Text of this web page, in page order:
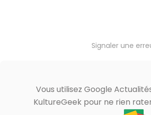
Signaler une
Vous utilisez Google
KultureGeek pour ne rien